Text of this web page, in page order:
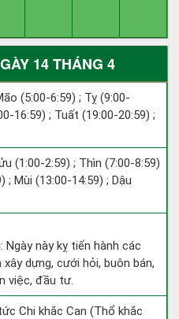
14 THÁNG 4
(5:00-6:59) ; Tỵ (9:00-
16:59) ; Tuất (19:00-20:59) ;
(1:00-2:59) ; Thìn (7:00-8:59)
; Mùi (13:00-14:59) ; Dậu
: Ngày này kỵ tiến hành các
dựng, cưới hỏi, buôn bán,
việc, đầu tư.
Chi khắc Can (Thổ khắc